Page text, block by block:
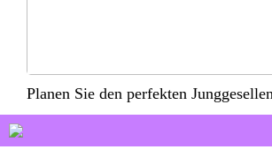
Planen Sie den perfekten